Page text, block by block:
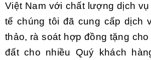
Việt Nam với chất lượng dịch
tế chúng tôi đã cung cấp dịch
thảo, rà soát hợp đồng tặng
đất cho nhiều Quý khách